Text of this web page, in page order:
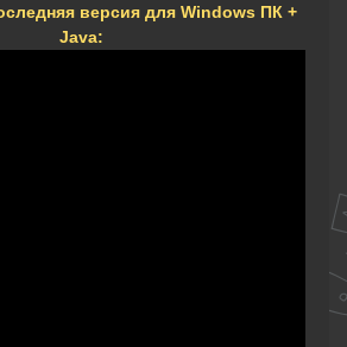
версия для Windows ПК +
Java: